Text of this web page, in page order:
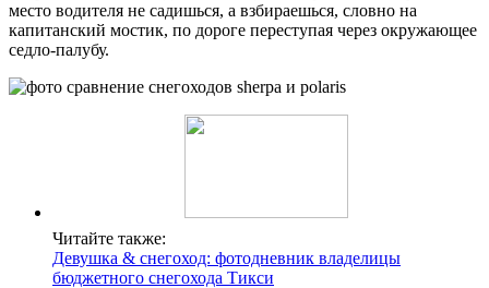
место водителя не садишься, а взбираешься, словно на
капитанский мостик, по дороге переступая через окружающее
седло-палубу.
Читайте также:
Девушка & снегоход: фотодневник владелицы
бюджетного снегохода Тикси